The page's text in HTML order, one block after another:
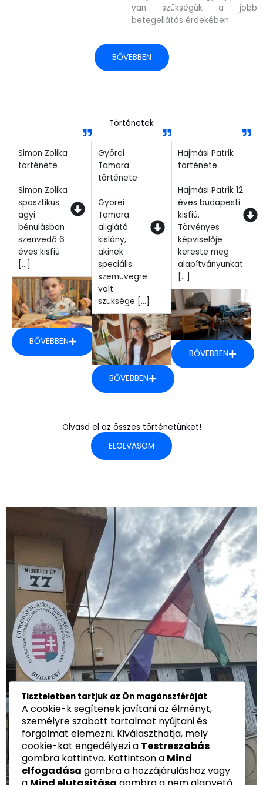
van szükségük a jobb
betegellátás érdekében.
BŐVEBBEN
Történetek
Simon Zolika
története
Simon Zolika
spasztikus
agyi
bénulásban
szenvedő 6
éves kisfiú
[...]
BŐVEBBEN
Györei
Tamara
története
Györei
Tamara
aliglátó
kislány,
akinek
speciális
szemüvegre
volt
szüksége [...]
BŐVEBBEN
Hajmási Patrik
története
Hajmási Patrik 12
éves budapesti
kisfiú.
Törvényes
képviselője
kereste meg
alapítványunkat
[...]
BŐVEBBEN
Olvasd el az összes történetünket!
ELOLVASOM
Tiszteletben tartjuk az Ön magánszféráját
A cookie-k segítenek javítani az élményt,
személyre szabott tartalmat nyújtani és
forgalmat elemezni. Kiválaszthatja, mely
cookie-kat engedélyezi a Testreszabás
gombra kattintva. Kattintson a Mind
elfogadása gombra a hozzájáruláshoz vagy